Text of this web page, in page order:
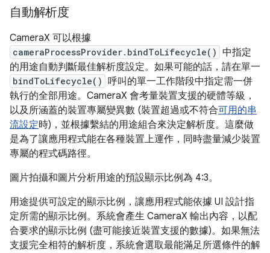
自動解析度
CameraX 可以根據
cameraProcessProvider.bindToLifecycle() 中指定
的用途自動判斷最佳解析度設定。如果可能的話，請在單一
bindToLifecycle() 呼叫的單一工作階段中指定需一併
執行的全部用途。CameraX 會考量裝置支援的硬體等級，
以及所涵蓋的裝置專屬變異數 (裝置超過或不符合可用的串
流設定時)，並根據繫結的用途組合來決定解析度。這麼做
是為了讓應用程式能在各種裝置上運作，同時盡量減少裝置
專屬的程式碼路徑。
圖片拍攝和圖片分析用途的預設顯示比例為 4:3。
用途提供可設定的顯示比例，讓應用程式能依據 UI 設計指
定所需的顯示比例。系統會產生 CameraX 輸出內容，以配
合要求的顯示比例 (盡可能接近裝置支援的數據)。如果無法
支援完全相符的解析度，系統會選取最能滿足所選條件的解